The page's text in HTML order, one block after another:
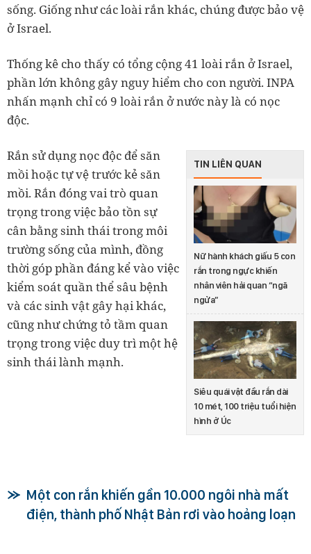
sống. Giống như các loài rắn khác, chúng được bảo vệ
ở Israel.
Thống kê cho thấy có tổng cộng 41 loài rắn ở Israel,
phần lớn không gây nguy hiểm cho con người. INPA
nhấn mạnh chỉ có 9 loài rắn ở nước này là có nọc
độc.
TIN LIÊN QUAN
Nữ hành khách giấu 5 con
rắn trong ngực khiến
nhân viên hải quan “ngã
ngửa”
Siêu quái vật đầu rắn dài
10 mét, 100 triệu tuổi hiện
hình ở Úc
Rắn sử dụng nọc độc để săn
mồi hoặc tự vệ trước kẻ săn
mồi. Rắn đóng vai trò quan
trọng trong việc bảo tồn sự
cân bằng sinh thái trong môi
trường sống của mình, đồng
thời góp phần đáng kể vào việc
kiểm soát quần thể sâu bệnh
và các sinh vật gây hại khác,
cũng như chứng tỏ tầm quan
trọng trong việc duy trì một hệ
sinh thái lành mạnh.
Một con rắn khiến gần 10.000 ngôi nhà mất
điện, thành phố Nhật Bản rơi vào hoảng loạn